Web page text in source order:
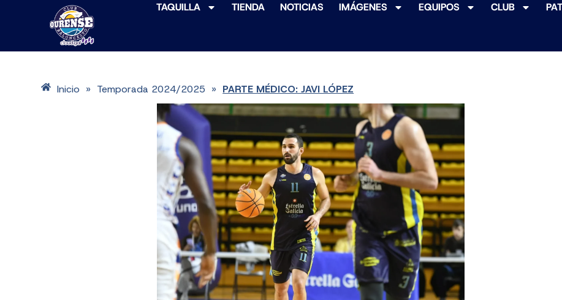
TAQUILLA TIENDA NOTICIAS IMÁGENES EQUIPOS CLUB
Inicio » Temporada 2024/2025 » PARTE MÉDICO: JAVI LÓPEZ